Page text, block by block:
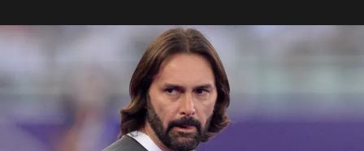
n
n
CAN 2027
Pays
Clubs
Classement